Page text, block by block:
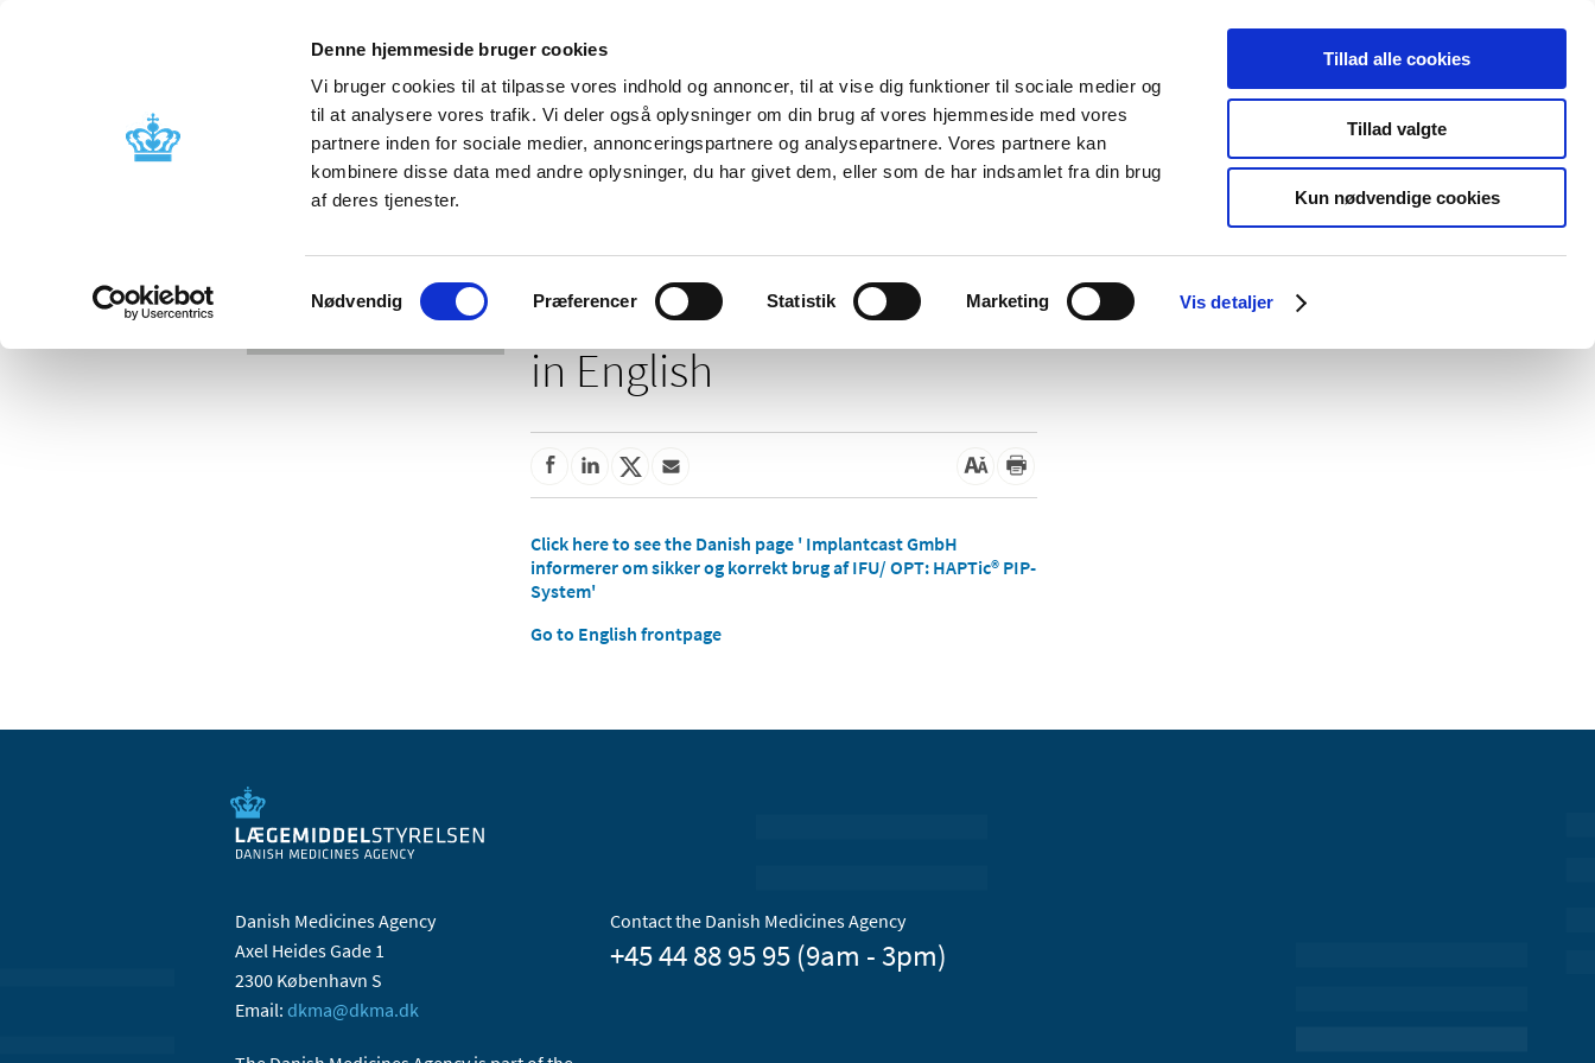
Denne hjemmeside bruger cookies
Vi bruger cookies til at tilpasse vores indhold og annoncer, til at vise dig funktioner til sociale medier og
til at analysere vores trafik. Vi deler også oplysninger om din brug af vores hjemmeside med vores
partnere inden for sociale medier, annonceringspartnere og analysepartnere. Vores partnere kan
kombinere disse data med andre oplysninger, du har givet dem, eller som de har indsamlet fra din brug
af deres tjenester.
Samtykkevalg
Nødvendig Præferencer Statistik Marketing Vis detaljer
Tillad alle cookies
Tillad valgte
Kun nødvendige cookies
News About us Contact us Publications
Licensing and
Side effects and product
information
Reimbursement and
Pharmacies and sale of
Medical
Special product
This page is not available
in English
Click here to see the Danish page ' Implantcast GmbH
informerer om sikker og korrekt brug af IFU/ OPT: HAPTic® PIP-
System'
Go to English frontpage
Danish Medicines Agency
Axel Heides Gade 1
2300 København S
Email: dkma@dkma.dk
Contact the Danish Medicines Agency
+45 44 88 95 95 (9am - 3pm)